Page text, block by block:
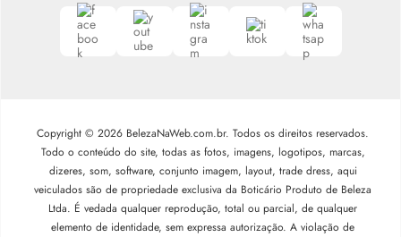
Copyright © 2026 BelezaNaWeb.com.br. Todos os direitos reservados.
Todo o conteúdo do site, todas as fotos, imagens, logotipos, marcas,
dizeres, som, software, conjunto imagem, layout, trade dress, aqui
veiculados são de propriedade exclusiva da Boticário Produto de Beleza
Ltda. É vedada qualquer reprodução, total ou parcial, de qualquer
elemento de identidade, sem expressa autorização. A violação de